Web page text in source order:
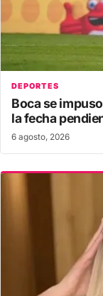
DEPORTES
Boca se
la fecha
6 agosto, 2026